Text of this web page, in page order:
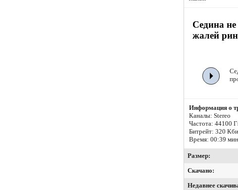
Седина
жалей
Информация о
Каналы: Stereo
Частота: 44100
Битрейт: 320
Время: 00:39 мин
Размер:
Скачано:
Недавнее